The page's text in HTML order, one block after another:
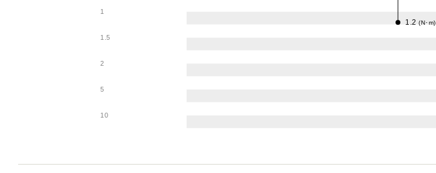
1
1.5
2
5
10
1.2 (N･m)